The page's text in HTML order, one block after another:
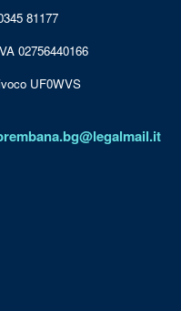
81177
02756440166
UF0WVS